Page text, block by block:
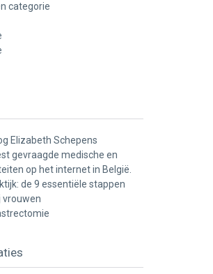
categorie
Elizabeth Schepens
gevraagde medische en
op het internet in België.
de 9 essentiële stappen
vrouwen